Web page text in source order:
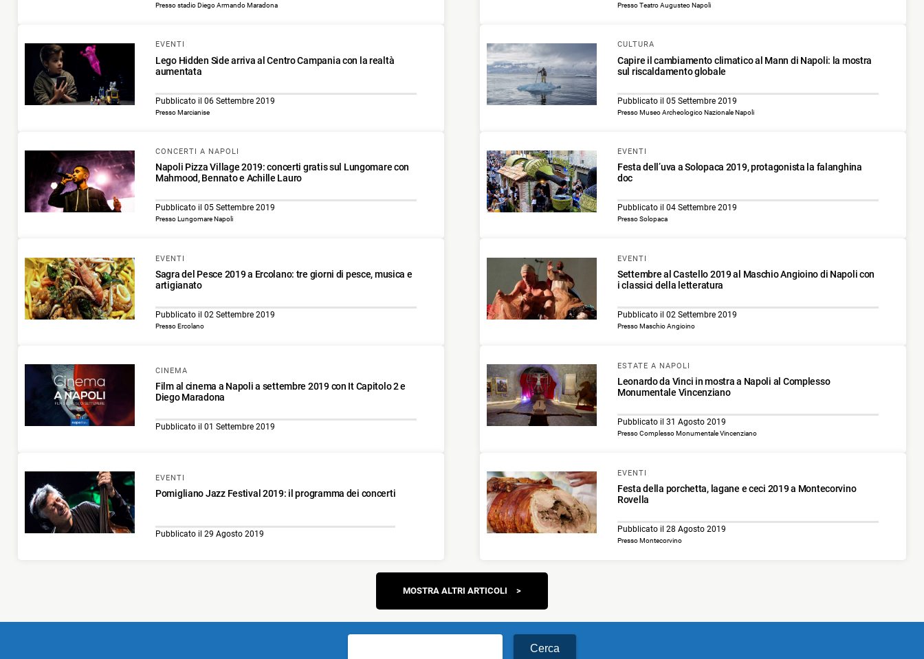
Presso stadio Diego Armando Maradona Presso Teatro Augusteo Napoli
EVENTI
Lego Hidden Side arriva al Centro Campania con la realtà
aumentata
Pubblicato il 06 Settembre 2019
Presso Marcianise
CULTURA
Capire il cambiamento climatico al Mann di Napoli: la mostra
sul riscaldamento globale
Pubblicato il 05 Settembre 2019
Presso Museo Archeologico Nazionale Napoli
CONCERTI A NAPOLI
Napoli Pizza Village 2019: concerti gratis sul Lungomare con
Mahmood, Bennato e Achille Lauro
Pubblicato il 05 Settembre 2019
Presso Lungomare Napoli
EVENTI
Festa dell’uva a Solopaca 2019, protagonista la falanghina
doc
Pubblicato il 04 Settembre 2019
Presso Solopaca
EVENTI
Sagra del Pesce 2019 a Ercolano: tre giorni di pesce, musica e
artigianato
Pubblicato il 02 Settembre 2019
Presso Ercolano
EVENTI
Settembre al Castello 2019 al Maschio Angioino di Napoli con
i classici della letteratura
Pubblicato il 02 Settembre 2019
Presso Maschio Angioino
CINEMA
Film al cinema a Napoli a settembre 2019 con It Capitolo 2 e
Diego Maradona
Pubblicato il 01 Settembre 2019
ESTATE A NAPOLI
Leonardo da Vinci in mostra a Napoli al Complesso
Monumentale Vincenziano
Pubblicato il 31 Agosto 2019
Presso Complesso Monumentale Vincenziano
EVENTI
Pomigliano Jazz Festival 2019: il programma dei concerti
Pubblicato il 29 Agosto 2019
EVENTI
Festa della porchetta, lagane e ceci 2019 a Montecorvino
Rovella
Pubblicato il 28 Agosto 2019
Presso Montecorvino
Navigazione
articoli
MOSTRA ALTRI ARTICOLI